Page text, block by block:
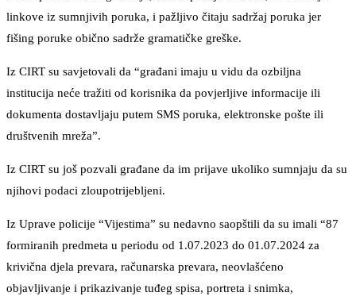
linkove iz sumnjivih poruka, i pažljivo čitaju sadržaj poruka jer
fišing poruke obično sadrže gramatičke greške.
Iz CIRT su savjetovali da “građani imaju u vidu da ozbiljna
institucija neće tražiti od korisnika da povjerljive informacije ili
dokumenta dostavljaju putem SMS poruka, elektronske pošte ili
društvenih mreža”.
Iz CIRT su još pozvali građane da im prijave ukoliko sumnjaju da su
njihovi podaci zloupotrijebljeni.
Iz Uprave policije “Vijestima” su nedavno saopštili da su imali “87
formiranih predmeta u periodu od 1.07.2023 do 01.07.2024 za
krivična djela prevara, računarska prevara, neovlašćeno
objavljivanje i prikazivanje tuđeg spisa, portreta i snimka,